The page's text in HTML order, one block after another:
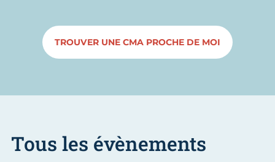
TROUVER UNE CMA PROCHE DE MOI
Tous les évènements